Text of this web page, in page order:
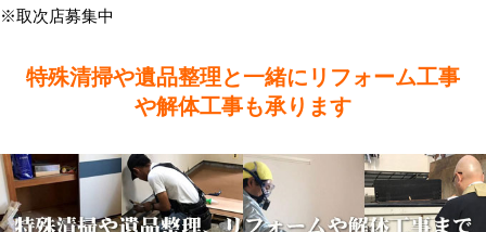
※取次店募集中
特殊清掃や遺品整理と一緒にリフォーム工事
や解体工事も承ります